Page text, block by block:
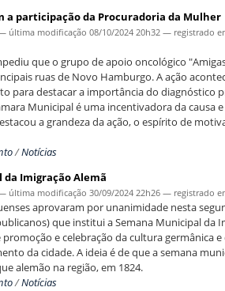
a participação da Procuradoria da Mulher
última modificação 08/10/2024 20h32 — registrado
que o grupo de apoio oncológico
ruas de Novo Hamburgo. A ação
para destacar a importância do diagnóstico
Municipal é uma incentivadora da causa
a grandeza da ação, o espírito de
/Notícias
da Imigração Alemã
última modificação 30/09/2024 22h26 — registrado
aprovaram por unanimidade nesta
que institui a Semana Municipal da
e celebração da cultura germânica
da cidade. A ideia é de que a semana
alemão na região, em 1824.
/Notícias